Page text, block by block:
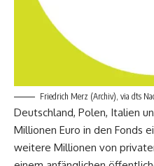
Friedrich Merz (Archiv), via dts
Deutschland, Polen, Italien
Millionen Euro in den Fonds
weitere Millionen von